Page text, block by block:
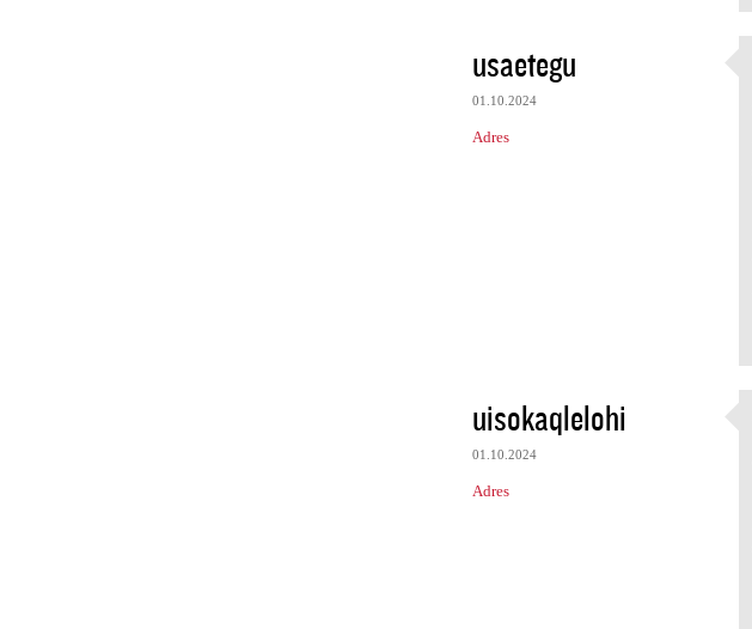
usaetegu
01.10.2024
Adres
uisokaqlelohi
01.10.2024
Adres